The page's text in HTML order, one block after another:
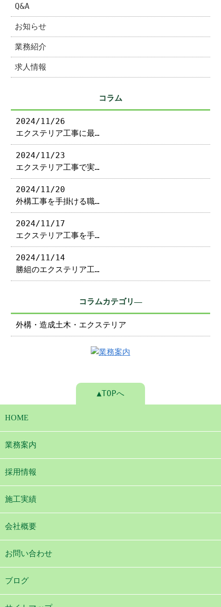
Q&A
お知らせ
業務紹介
求人情報
コラム
2024/11/26
エクステリア工事に最…
2024/11/23
エクステリア工事で実…
2024/11/20
外構工事を手掛ける職…
2024/11/17
エクステリア工事を手…
2024/11/14
勝組のエクステリア工…
コラムカテゴリ―
外構・造成土木・エクステリア
▲TOPへ
HOME
業務案内
採用情報
施工実績
会社概要
お問い合わせ
ブログ